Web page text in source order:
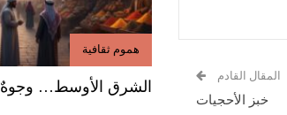
المقال القادم
خبز الأحجيات
هموم ثقافية
الشرق الأوسط…